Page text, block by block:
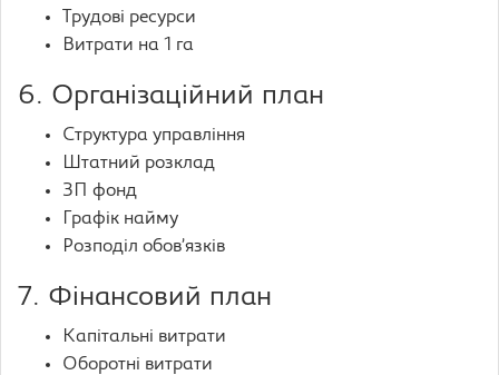
Трудові ресурси
Витрати на 1 га
6. Організаційний план
Структура управління
Штатний розклад
ЗП фонд
Графік найму
Розподіл обов’язків
7. Фінансовий план
Капітальні витрати
Оборотні витрати